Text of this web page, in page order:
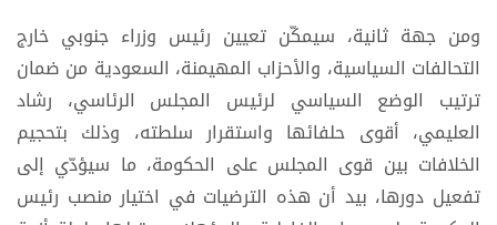
ومن جهة ثانية، سيمكّن تعيين رئيس وزراء جنوبي خارج
التحالفات السياسية، والأحزاب المهيمنة، السعودية من ضمان
ترتيب الوضع السياسي لرئيس المجلس الرئاسي، رشاد
العليمي، أقوى حلفائها واستقرار سلطته، وذلك بتحجيم
الخلافات بين قوى المجلس على الحكومة، ما سيؤدّي إلى
تفعيل دورها، بيد أن هذه الترضيات في اختيار منصب رئيس